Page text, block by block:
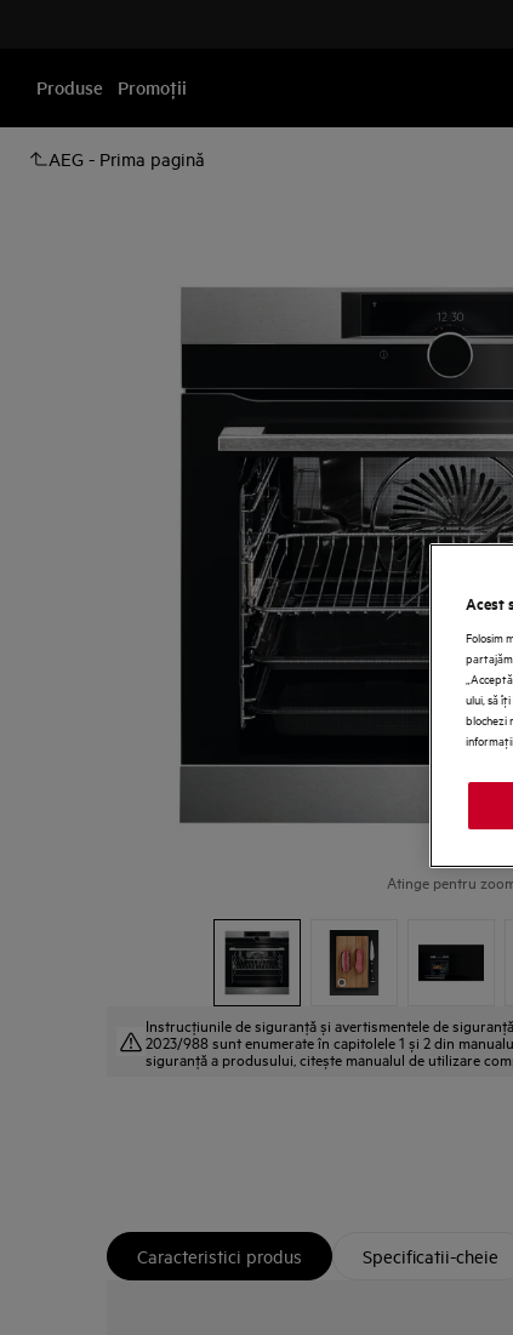
Produse Promoţii
AEG - Prima pagină
Atinge pentru
Instrucţiunile de siguranţă și avertismentele de
2023/988 sunt enumerate în capitolele 1 și 2 din
siguranţă a produsului, citește manualul de utilizare
Caracteristici produs Specificatii-cheie
Acest
Folosim
ului, să
blochezi